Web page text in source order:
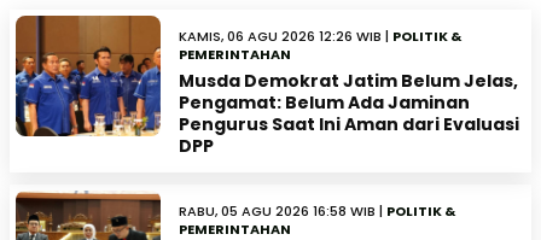
KAMIS, 06 AGU 2026 12:26 WIB | POLITIK &
PEMERINTAHAN
Musda Demokrat Jatim Belum Jelas,
Pengamat: Belum Ada Jaminan
Pengurus Saat Ini Aman dari Evaluasi
DPP
RABU, 05 AGU 2026 16:58 WIB | POLITIK &
PEMERINTAHAN